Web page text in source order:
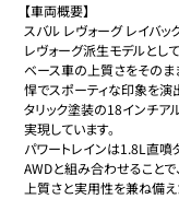
【車両概要】
スバル レヴォーグ レイバッ
レヴォーグ派生モデルとし
ベース車の上質さをそのま
悍でスポーティな印象を演
タリック塗装の18インチア
実現しています。
パワートレインは1.8L直噴
AWDと組み合わせること
上質さと実用性を兼ね備